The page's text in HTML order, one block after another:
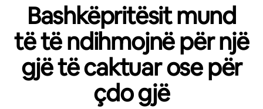
Bashkëpritësit mund
të të ndihmojnë për një
gjë të caktuar ose për
çdo gjë